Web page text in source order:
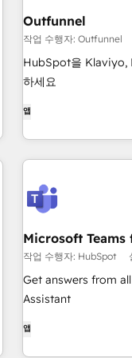
Outfunnel
작업 수행자: Outfunnel
HubSpot을 Klaviyo,
하세요
앱
Microsoft Teams
작업 수행자: HubSpot
Get answers from
Assistant
앱